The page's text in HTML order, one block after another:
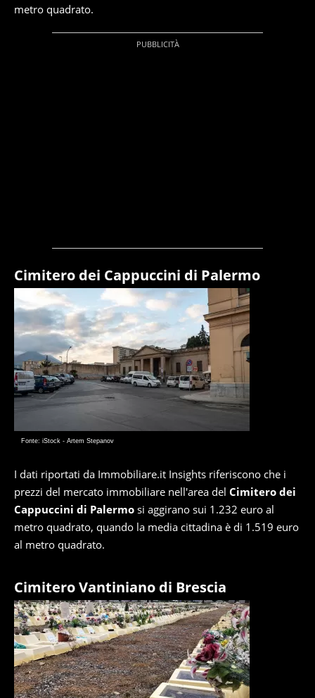
metro quadrato.
Cimitero dei Cappuccini di Palermo
Fonte: iStock - Artem Stepanov
I dati riportati da Immobiliare.it Insights riferiscono che i
prezzi del mercato immobiliare nell'area del Cimitero dei
Cappuccini di Palermo si aggirano sui 1.232 euro al
metro quadrato, quando la media cittadina è di 1.519 euro
al metro quadrato.
Cimitero Vantiniano di Brescia